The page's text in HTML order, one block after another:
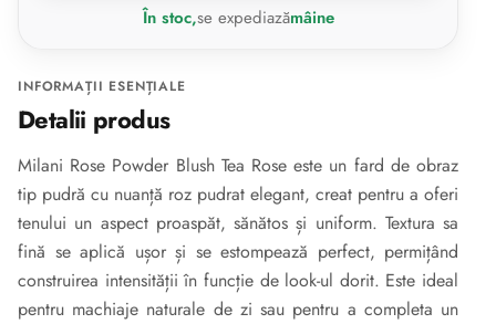
În stoc,se expediazămâine
INFORMAȚII ESENȚIALE
Detalii produs
Milani Rose Powder Blush Tea Rose este un fard de obraz
tip pudră cu nuanță roz pudrat elegant, creat pentru a oferi
tenului un aspect proaspăt, sănătos și uniform. Textura sa
fină se aplică ușor și se estompează perfect, permițând
construirea intensității în funcție de look-ul dorit. Este ideal
pentru machiaje naturale de zi sau pentru a completa un